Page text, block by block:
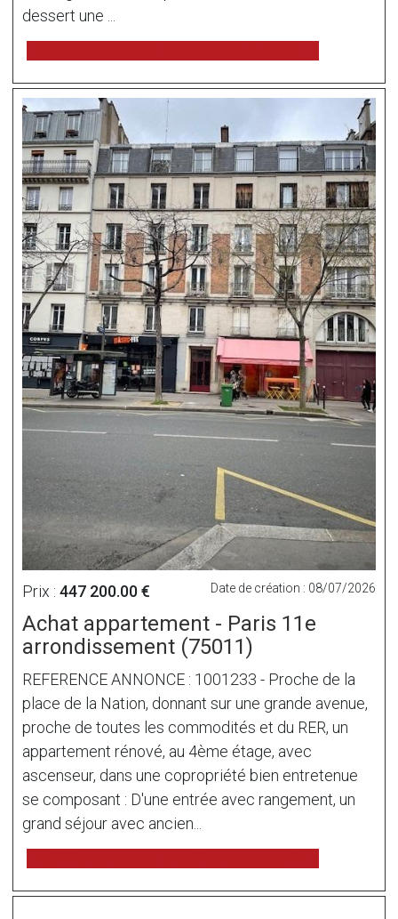
dessert une ...
Prix : 447 200.00 € Date de création : 08/07/2026
Achat appartement - Paris 11e
arrondissement (75011)
REFERENCE ANNONCE : 1001233 - Proche de la
place de la Nation, donnant sur une grande avenue,
proche de toutes les commodités et du RER, un
appartement rénové, au 4ème étage, avec
ascenseur, dans une copropriété bien entretenue
se composant : D'une entrée avec rangement, un
grand séjour avec ancien...